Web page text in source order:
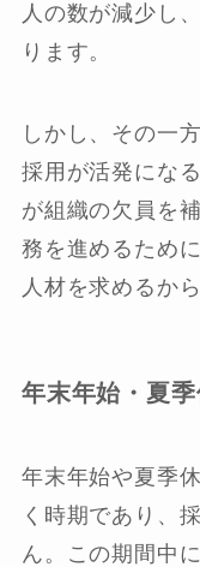
人の数が減少し
ります。
しかし、その一
採用が活発にな
が組織の欠員を
務を進めるため
人材を求めるから
年末年始・夏
年末年始や夏季
く時期であり、
ん。この期間中